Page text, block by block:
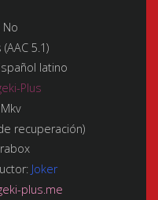
No
5.1)
latino
Plus
Mkv
recuperación)
Joker
plus.me